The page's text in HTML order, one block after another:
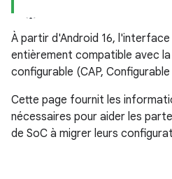
À partir d'Android 16, l'interface
entièrement compatible avec
configurable (CAP,
Cette page fournit les
nécessaires pour aider les
de SoC à migrer leurs